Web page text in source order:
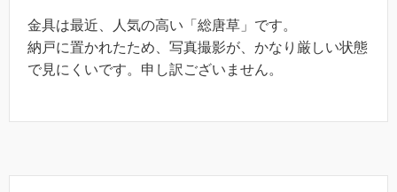
金具は最近、人気の高い「総唐草」です。
納戸に置かれたため、写真撮影が、かなり厳しい状態
で見にくいです。申し訳ございません。